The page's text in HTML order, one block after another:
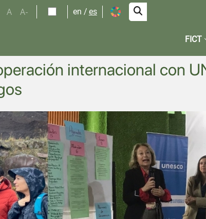
A A- en es
FICT
internacional con